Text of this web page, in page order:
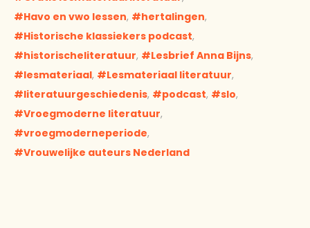
Havo en vwo lessen, hertalingen,
Historische klassiekers podcast,
historischeliteratuur, Lesbrief Anna Bijns,
lesmateriaal, Lesmateriaal literatuur,
literatuurgeschiedenis, podcast, slo,
Vroegmoderne literatuur,
vroegmoderneperiode,
Vrouwelijke auteurs Nederland